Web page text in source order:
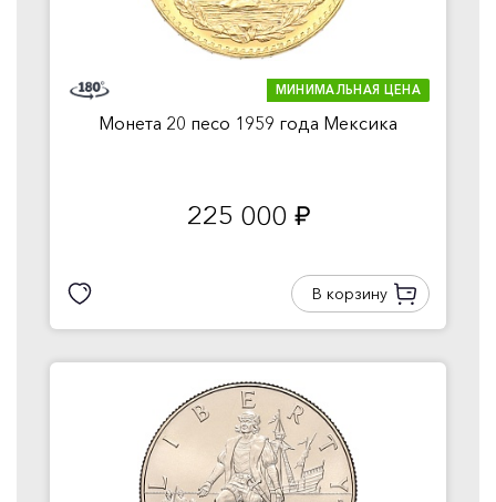
МИНИМАЛЬНАЯ ЦЕНА
Монета 20 песо 1959 года Мексика
225 000 руб.
В корзину